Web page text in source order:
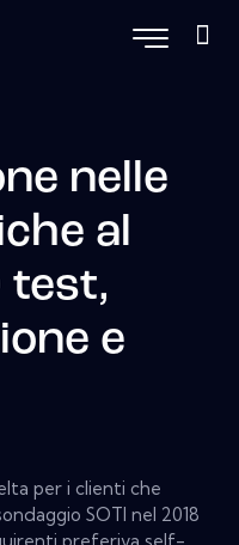
nelle
al
test,
e
per i clienti che
SOTI nel 2018
preferiva self-